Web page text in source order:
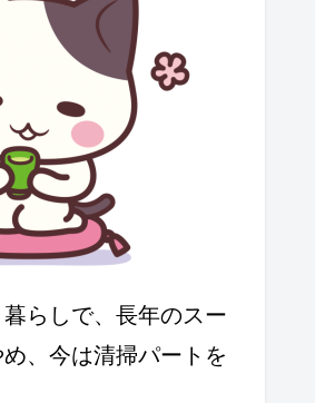
暮らしで、長年のスー
、今は清掃パートを